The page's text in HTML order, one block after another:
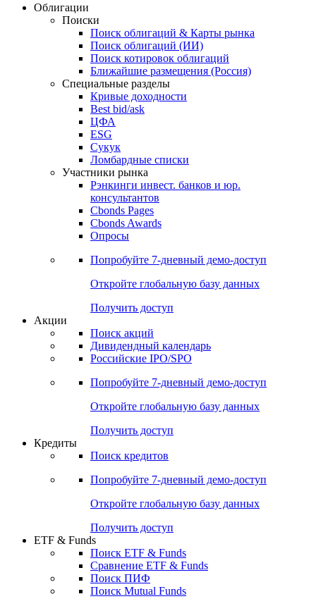
Облигации
Поиски
Поиск облигаций & Карты рынка
Поиск облигаций (ИИ)
Поиск котировок облигаций
Ближайшие размещения (Россия)
Специальные разделы
Кривые доходности
Best bid/ask
ЦФА
ESG
Сукук
Ломбардные списки
Участники рынка
Рэнкинги инвест. банков и юр.
консультантов
Cbonds Pages
Cbonds Awards
Опросы
Попробуйте 7-дневный демо-доступ
Откройте глобальную базу данных
Получить доступ
Акции
Поиск акций
Дивидендный календарь
Российские IPO/SPO
Попробуйте 7-дневный демо-доступ
Откройте глобальную базу данных
Получить доступ
Кредиты
Поиск кредитов
Попробуйте 7-дневный демо-доступ
Откройте глобальную базу данных
Получить доступ
ETF & Funds
Поиск ETF & Funds
Сравнение ETF & Funds
Поиск ПИФ
Поиск Mutual Funds